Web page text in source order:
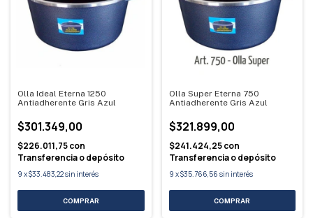
Olla Ideal Eterna 1250
Antiadherente Gris Azul
$301.349,00
$226.011,75con
Transferencia o depósito
9 x$33.483,22sin interés
Olla Super Eterna 750
Antiadherente Gris Azul
$321.899,00
$241.424,25con
Transferencia o depósito
9 x$35.766,56 sin interés